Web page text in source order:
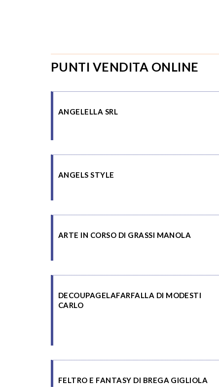
PUNTI VENDITA ONLINE
ANGELELLA SRL
ANGELS STYLE
ARTE IN CORSO DI GRASSI MANOLA
DECOUPAGELAFARFALLA DI MODESTI
CARLO
FELTRO E FANTASY DI BREGA GIGLIOLA